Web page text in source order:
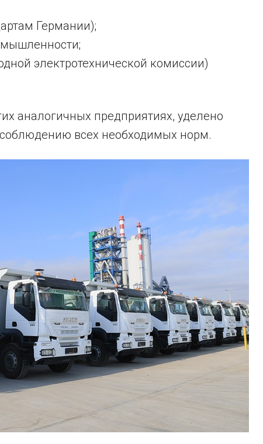
Германии);
электротехнической комиссии)
аналогичных предприятиях, уделено
всех необходимых норм.